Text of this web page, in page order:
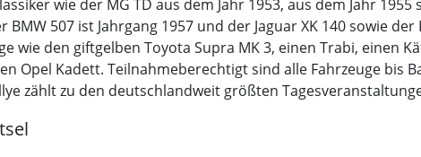
wie der MG TD aus dem Jahr 1953, aus dem Jahr
507 ist Jahrgang 1957 und der Jaguar XK 140 sowie
wie den giftgelben Toyota Supra MK 3, einen Trabi, einen
Opel Kadett. Teilnahmeberechtigt sind alle Fahrzeuge bis
zählt zu den deutschlandweit größten